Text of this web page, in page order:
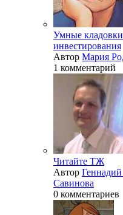
Умные
инвестирования
Автор Мария
1 комментарий
Читайте ТЖ
Автор
Савинова
0 комментариев